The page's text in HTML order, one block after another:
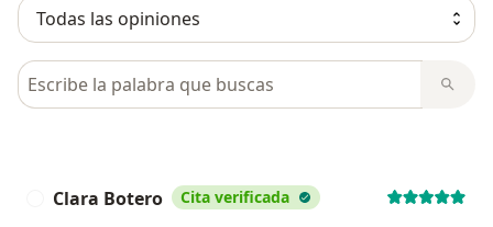
Busca en opiniones
Clara Botero Cita verificada